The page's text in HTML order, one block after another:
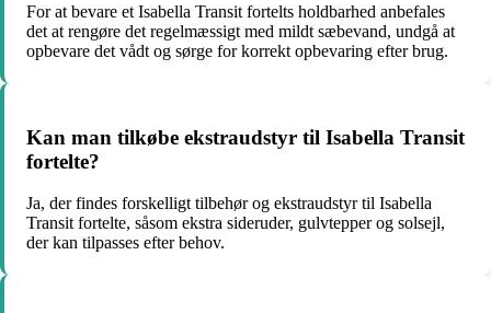
For at bevare et Isabella Transit fortelts holdbarhed anbefales
det at rengøre det regelmæssigt med mildt sæbevand, undgå at
opbevare det vådt og sørge for korrekt opbevaring efter brug.
Kan man tilkøbe ekstraudstyr til Isabella Transit
fortelte?
Ja, der findes forskelligt tilbehør og ekstraudstyr til Isabella
Transit fortelte, såsom ekstra sideruder, gulvtepper og solsejl,
der kan tilpasses efter behov.